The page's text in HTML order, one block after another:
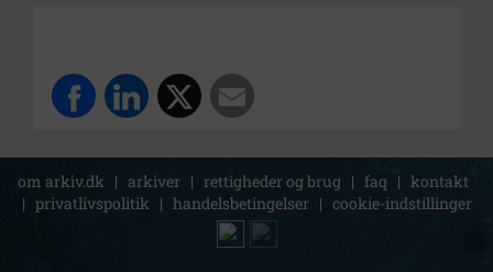
om arkiv.dk | arkiver | rettigheder og brug | faq | kontakt
| privatlivspolitik | handelsbetingelser | cookie-indstillinger